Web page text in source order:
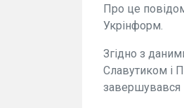
Про це
Укрінформ.
Згідно з
Славутиком і
завершувався